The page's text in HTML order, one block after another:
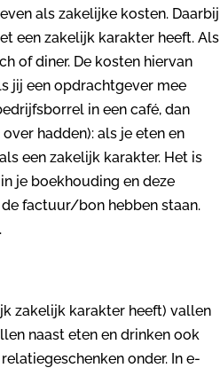
als zakelijke kosten. Daarbij
een zakelijk karakter heeft. Als
of diner. De kosten hiervan
jij een opdrachtgever mee
in een café, dan
hadden): als je eten en
een zakelijk karakter. Het is
je boekhouding en deze
factuur/bon hebben staan.
zakelijk karakter heeft) vallen
naast eten en drinken ook
onder. In e-